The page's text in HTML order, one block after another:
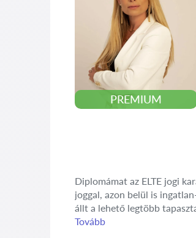
PREMIUM
Diplomámat az ELTE jogi
joggal, azon belül is
állt a lehető legtöbb
Tovább